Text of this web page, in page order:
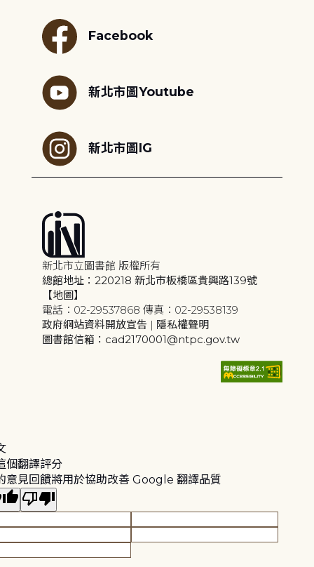
Facebook
新北市圖Youtube
新北市圖IG
新北市立圖書館 版權所有
總館地址：220218 新北市板橋區貴興路139號
【地圖】
電話：02-29537868 傳真：02-29538139
政府網站資料開放宣告 | 隱私權聲明
圖書館信箱：cad2170001@ntpc.gov.tw
個翻譯評分
意見回饋將用於協助改善 Google 翻譯品質